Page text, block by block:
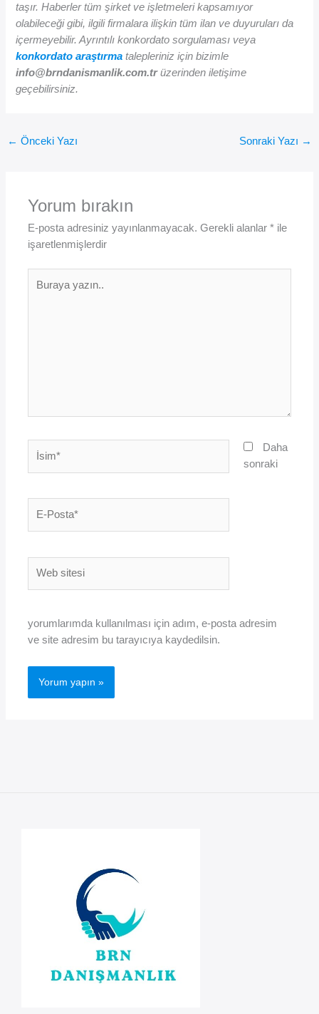
taşır. Haberler tüm şirket ve işletmeleri kapsamıyor
olabileceği gibi, ilgili firmalara ilişkin tüm ilan ve duyuruları da
içermeyebilir. Ayrıntılı konkordato sorgulaması veya
konkordato araştırma talepleriniz için bizimle
info@brndanismanlik.com.trüzerinden iletişime
geçebilirsiniz.
← Önceki Yazı Sonraki Yazı →
Yorum bırakın
E-posta adresiniz yayınlanmayacak. Gerekli alanlar* ile
işaretlenmişlerdir
yazın..
Posta*
sitesi
Daha
sonraki
yorumlarımda kullanılması için adım, e-posta adresim
ve site adresim bu tarayıcıya kaydedilsin.